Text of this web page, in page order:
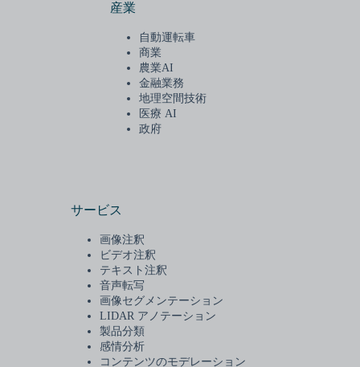
産業
自動運転車
商業
農業AI
金融業務
地理空間技術
医療 AI
政府
サービス
画像注釈
ビデオ注釈
テキスト注釈
音声転写
画像セグメンテーション
LIDAR アノテーション
製品分類
感情分析
コンテンツのモデレーション